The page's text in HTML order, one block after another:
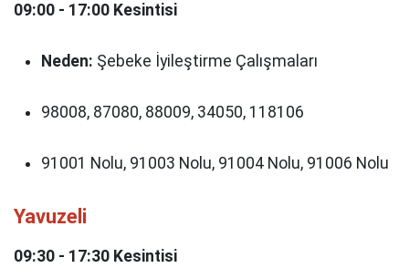
09:00 - 17:00 Kesintisi
Neden: Şebeke İyileştirme Çalışmaları
98008, 87080, 88009, 34050, 118106
91001 Nolu, 91003 Nolu, 91004 Nolu, 91006 Nolu
Yavuzeli
09:30 - 17:30 Kesintisi